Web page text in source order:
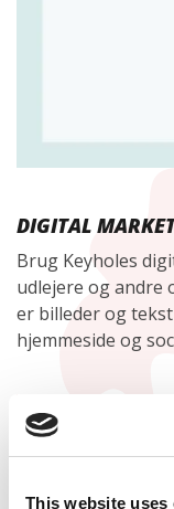
This website uses
DIGITAL
Brug Keyholes
udlejere og andre
er billeder og
hjemmeside og
DOWNLOAD